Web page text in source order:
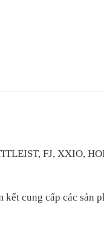
FJ, XXIO,
cung cấp các sản